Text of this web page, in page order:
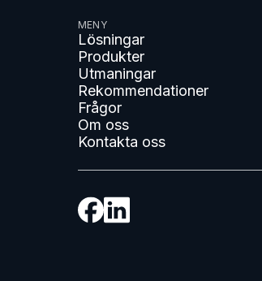
MENY
Lösningar
Produkter
Utmaningar
Rekommendationer
Frågor
Om oss
Kontakta oss